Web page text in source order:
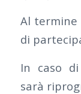
Al
di
In caso
sarà